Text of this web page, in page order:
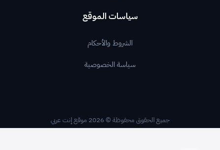
سياسات الموقع
الشروط والأحكام
سياسة الخصوصية
جميع الحقوق محفوظة © 2026 موقع إنت عربي